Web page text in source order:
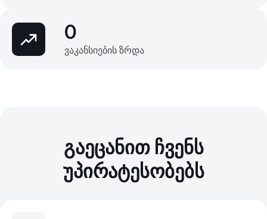
0
ვაკანსიების ზრდა
გაეცანით ჩვენს
უპირატესობებს